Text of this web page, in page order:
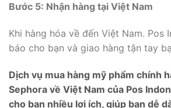
Bước 5: Nhận hàng tại Việt Nam
Khi hàng hóa về đến Việt Nam. Pos
báo cho bạn và giao hàng tận tay
Dịch vụ mua hàng mỹ phẩm chính
Sephora về Việt Nam của Pos
cho bạn nhiều lợi ích, giúp bạn dễ